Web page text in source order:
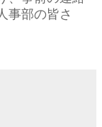
事部の皆さ